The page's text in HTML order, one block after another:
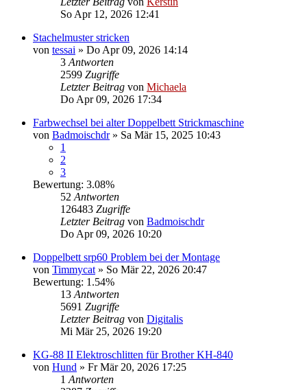
So Apr 12, 2026 12:41
Stachelmuster stricken
von tessai » Do Apr 09, 2026 14:14
3 Antworten
2599 Zugriffe
Letzter Beitrag von Michaela
Do Apr 09, 2026 17:34
Farbwechsel bei alter Doppelbett Strickmaschine
von Badmoischdr» Sa Mär 15, 2025 10:43
1
2
3
Bewertung: 3.08%
52 Antworten
126483 Zugriffe
Letzter Beitrag von Badmoischdr
Do Apr 09, 2026 10:20
Doppelbett srp60 Problem bei der Montage
von Timmycat » So Mär 22, 2026 20:47
Bewertung: 1.54%
13 Antworten
5691 Zugriffe
Letzter Beitrag von Digitalis
Mi Mär 25, 2026 19:20
KG-88 II Elektroschlitten für Brother KH-840
von Hund » Fr Mär 20, 2026 17:25
1 Antworten